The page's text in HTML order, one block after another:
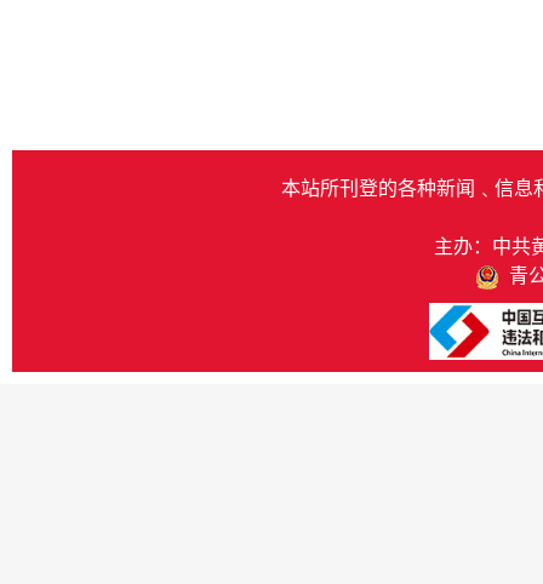
本站所刊登的各种新闻﹑信息
主办：中共
青